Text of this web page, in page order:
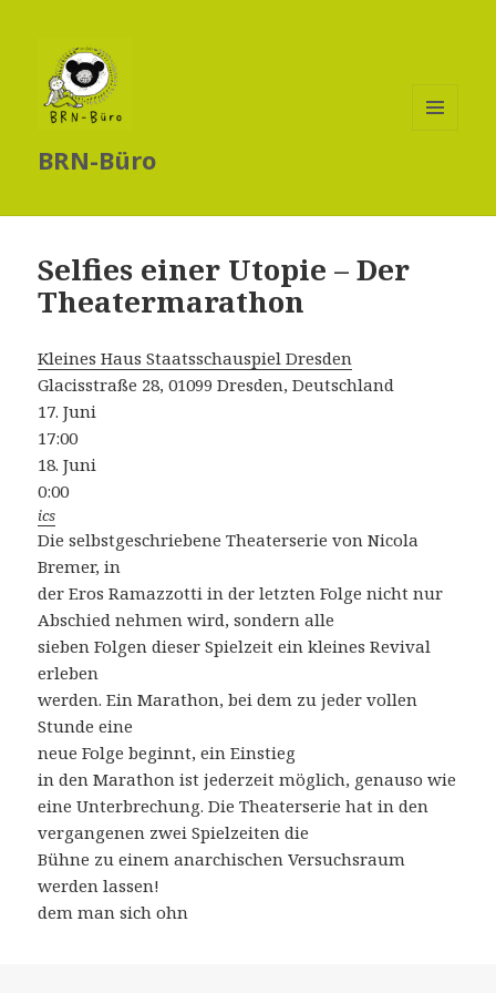
BRN-Büro
Selfies einer Utopie – Der
Theatermarathon
Kleines Haus Staatsschauspiel Dresden
Glacisstraße 28, 01099 Dresden, Deutschland
17. Juni
17:00
18. Juni
0:00
ics
Die selbstgeschriebene Theaterserie von Nicola
Bremer, in
der Eros Ramazzotti in der letzten Folge nicht nur
Abschied nehmen wird, sondern alle
sieben Folgen dieser Spielzeit ein kleines Revival
erleben
werden. Ein Marathon, bei dem zu jeder vollen
Stunde eine
neue Folge beginnt, ein Einstieg
in den Marathon ist jederzeit möglich, genauso wie
eine Unterbrechung. Die Theaterserie hat in den
vergangenen zwei Spielzeiten die
Bühne zu einem anarchischen Versuchsraum
werden lassen!
dem man sich ohn